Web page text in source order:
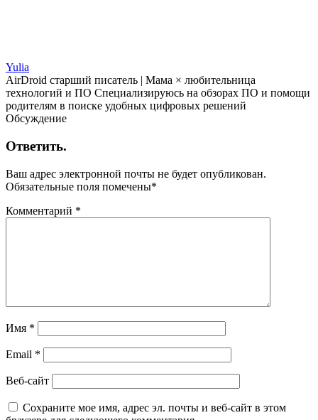
Yulia
AirDroid старший писатель | Мама × любительница
технологий и ПО Специализируюсь на обзорах ПО и помощи
родителям в поиске удобных цифровых решений
Обсуждение
Ответить.
Ваш адрес электронной почты не будет опубликован.
Обязательные поля помечены*
Комментарий *
Имя *
Email *
Веб-сайт
Сохраните мое имя, адрес эл. почты и веб-сайт в этом